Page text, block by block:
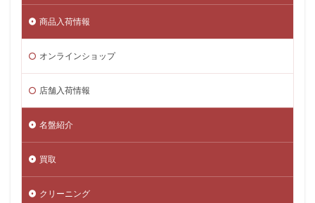
商品入荷情報
オンラインショップ
店舗入荷情報
名盤紹介
買取
クリーニング